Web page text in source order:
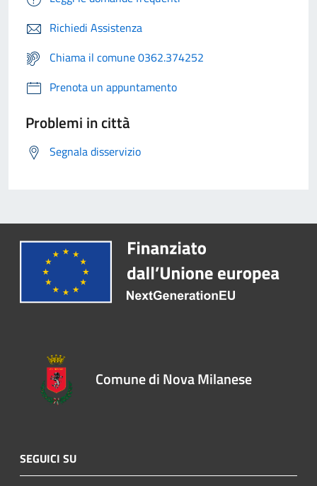
Richiedi Assistenza
Chiama il comune 0362.374252
Prenota un appuntamento
Problemi in città
Segnala disservizio
Comune di Nova Milanese
SEGUICI SU